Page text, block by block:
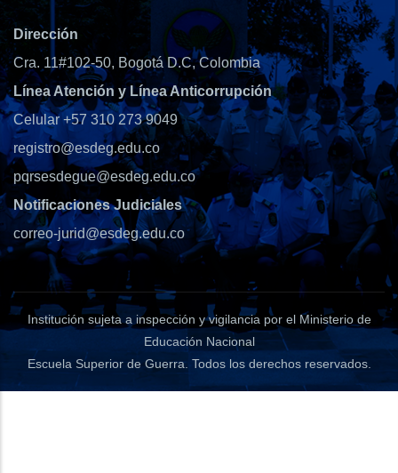
Dirección
Cra. 11#102-50, Bogotá D.C, Colombia
Línea Atención y Línea Anticorrupción
Celular +57 310 273 9049
registro@esdeg.edu.co
pqrsesdegue@esdeg.edu.co
Notificaciones Judiciales
correo-jurid@esdeg.edu.co
Institución sujeta a inspección y vigilancia por el Ministerio de
Educación Nacional
Escuela Superior de Guerra. Todos los derechos reservados.